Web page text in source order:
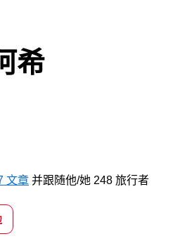
希
文章 并跟随他/她 248 旅行者